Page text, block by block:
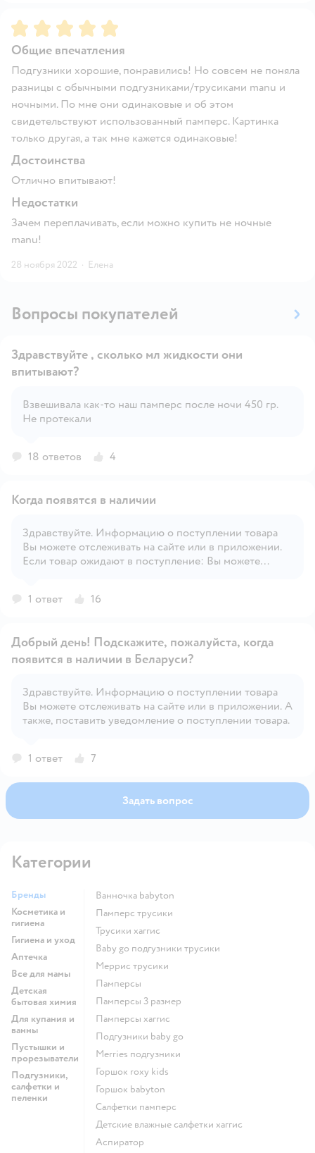
Рейтинг:5
Общие впечатления
Подгузники хорошие, понравились! Но совсем не поняла
разницы с обычными подгузниками/трусиками manu и
ночными. По мне они одинаковые и об этом
свидетельствуют использованный памперс. Картинка
только другая, а так мне кажется одинаковые!
Достоинства
Отлично впитывают!
Недостатки
Зачем переплачивать, если можно купить не ночные
manu!
28 ноября 2022 · Елена
Вопросы покупателей
Открыть вопрос
Здравствуйте , сколько мл жидкости они
впитывают?
Взвешивала как-то наш памперс после ночи 450 гр.
Не протекали
18 ответов 4
Открыть вопрос
Когда появятся в наличии
Здравствуйте. Информацию о поступлении товара
Вы можете отслеживать на сайте или в приложении.
Если товар ожидают в поступление: Вы можете
1 ответ
16
Открыть вопрос
Добрый день! Подскажите, пожалуйста, когда
появится в наличии в Беларуси?
Здравствуйте. Информацию о поступлении товара
Вы можете отслеживать на сайте или в приложении. А
также, поставить уведомление о поступлении товара.
1 ответ 7
Задать вопрос
Категории
Бренды
Косметика и
гигиена
Гигиена и уход
Аптечка
Все для мамы
Детская
бытовая химия
Для купания и
ванны
Пустышки и
прорезыватели
Подгузники,
салфетки и
пеленки
ванночка babyton
памперс трусики
трусики хаггис
baby go подгузники трусики
меррис трусики
памперсы
памперсы 3 размер
памперсы хаггис
подгузники baby go
merries подгузники
горшок roxy kids
горшок babyton
салфетки памперс
детские влажные салфетки хаггис
аспиратор